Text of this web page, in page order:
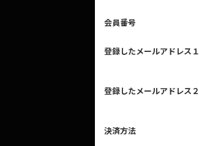
会員番号
登録したメールアドレス１
登録したメールアドレス２
決済方法